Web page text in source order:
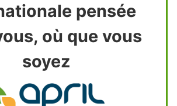
pensée
où que vous
soyez